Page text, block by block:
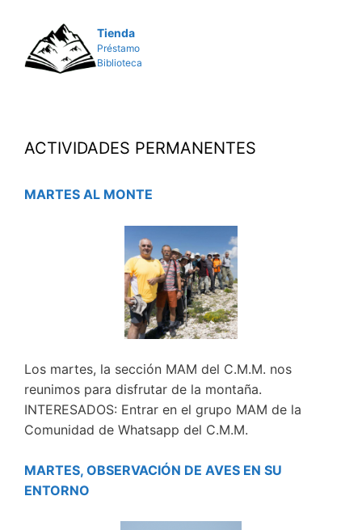
Tienda
Préstamo
Biblioteca
ACTIVIDADES PERMANENTES
MARTES AL MONTE
Los martes, la sección MAM del C.M.M. nos
reunimos para disfrutar de la montaña.
INTERESADOS: Entrar en el grupo MAM de la
Comunidad de Whatsapp del C.M.M.
MARTES, OBSERVACIÓN DE AVES EN SU
ENTORNO